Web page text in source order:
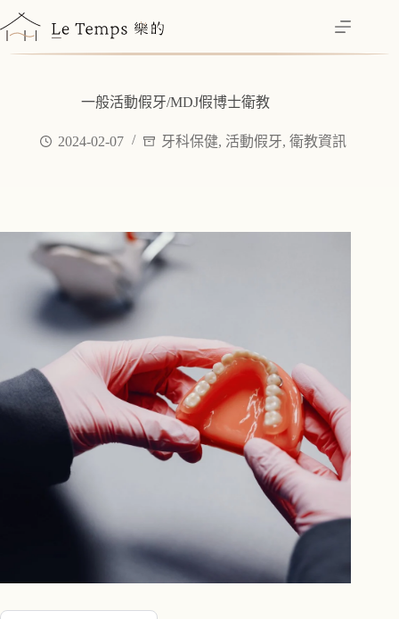
至
主
一般活動假牙/MDJ假博士衛教
2024-02-07 牙科保健, 活動假牙,衛教資訊